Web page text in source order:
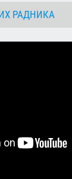
РАДНИКА